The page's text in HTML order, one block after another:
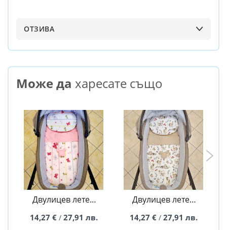
ОТЗИВА
Може да харесате също
Двулицев летен
количка Butterfly
14,27 €/ 27,91 лв.
Двулицев летен
количка - Forest
14,27 €/ 27,91 лв.